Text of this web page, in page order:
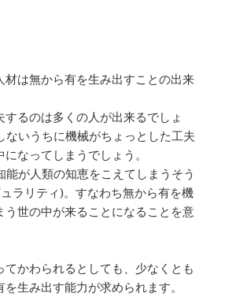
材は無から有を生み出すことの出来
るのは多くの人が出来るでしょ
ないうちに機械がちょっとした工夫
なってしまうでしょう。
能が人類の知恵をこえてしまうそう
ラリティ)。すなわち無から有を機
う世の中が来ることになることを意
てかわられるとしても、少なくとも
生み出す能力が求められます。